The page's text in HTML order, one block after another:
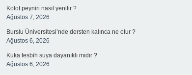
Kolot peyniri nasıl yenilir ?
Ağustos 7, 2026
Burslu Üniversitesi’nde dersten kalınca ne olur ?
Ağustos 6, 2026
Kuka tesbih suya dayanıklı mıdır ?
Ağustos 6, 2026